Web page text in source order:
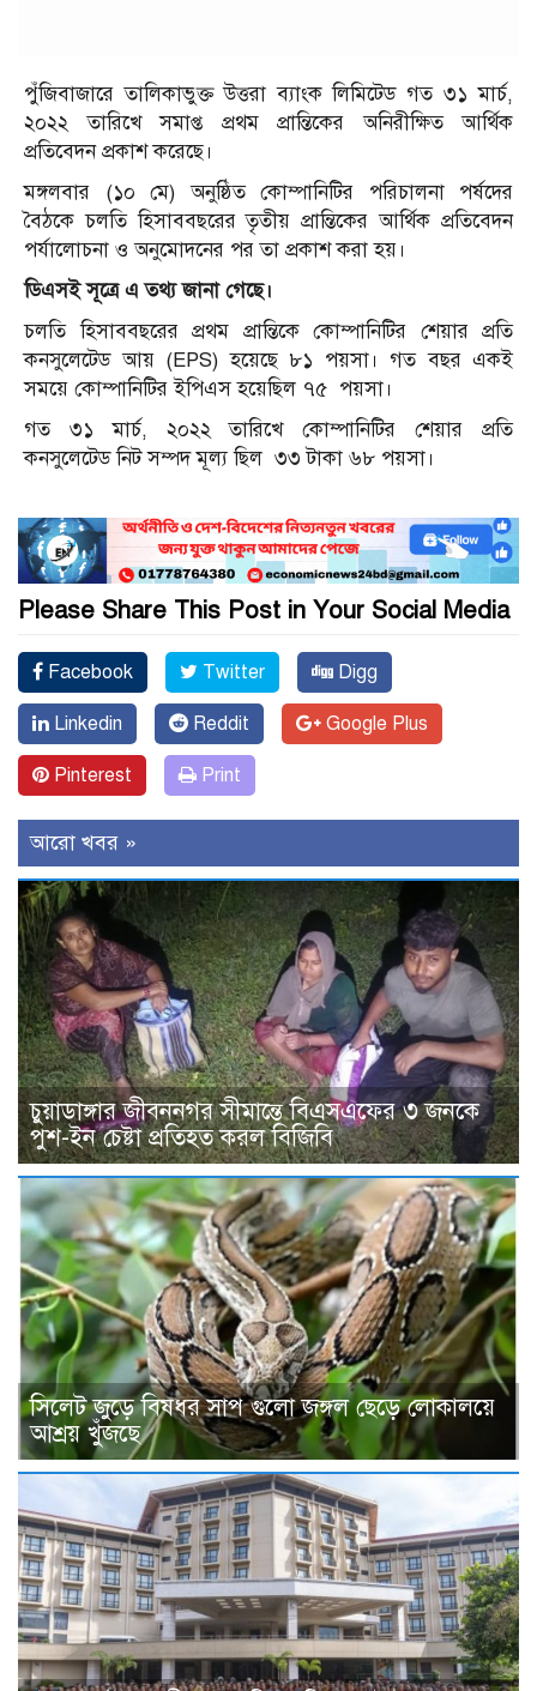
পুঁজিবাজারে তালিকাভুক্ত উত্তরা ব্যাংক লিমিটেড গত ৩১ মার্চ,
২০২২ তারিখে সমাপ্ত প্রথম প্রান্তিকের অনিরীক্ষিত আর্থিক
প্রতিবেদন প্রকাশ করেছে।
মঙ্গলবার (১০ মে) অনুষ্ঠিত কোম্পানিটির পরিচালনা পর্ষদের
বৈঠকে চলতি হিসাববছরের তৃতীয় প্রান্তিকের আর্থিক প্রতিবেদন
পর্যালোচনা ও অনুমোদনের পর তা প্রকাশ করা হয়।
ডিএসই সূত্রে এ তথ্য জানা গেছে।
চলতি হিসাববছরের প্রথম প্রান্তিকে কোম্পানিটির শেয়ার প্রতি
কনসুলেটেড আয় (EPS) হয়েছে ৮১ পয়সা। গত বছর একই
সময়ে কোম্পানিটির ইপিএস হয়েছিল ৭৫ পয়সা।
গত ৩১ মার্চ, ২০২২ তারিখে কোম্পানিটির শেয়ার প্রতি
কনসুলেটেড নিট সম্পদ মূল্য ছিল ৩৩ টাকা ৬৮ পয়সা।
Please Share This Post in Your Social Media
Facebook Twitter Digg
Linkedin Reddit Google Plus
Pinterest Print
আরো খবর »
চুয়াডাঙ্গার জীবননগর সীমান্তে বিএসএফের ৩ জনকে
পুশ-ইন চেষ্টা প্রতিহত করল বিজিবি
সিলেট জুড়ে বিষধর সাপ গুলো জঙ্গল ছেড়ে লোকালয়ে
আশ্রয় খুঁজছে